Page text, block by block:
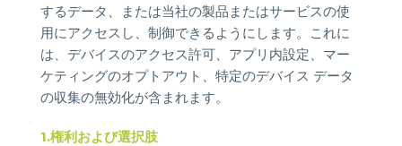
するデータ、または当社の製品またはサービスの使
用にアクセスし、制御できるようにします。これに
は、デバイスのアクセス許可、アプリ内設定、マー
ケティングのオプトアウト、特定のデバイス データ
の収集の無効化が含まれます。
1.権利および選択肢